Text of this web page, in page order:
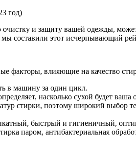
год)
и защиту вашей одежды,
составили этот исчерпывающий
факторы, влияющие на качество
в машину за один цикл.
насколько сухой будет ваша
стирки, поэтому широкий выбор
быстрый и гигиеничный,
паром, антибактериальная